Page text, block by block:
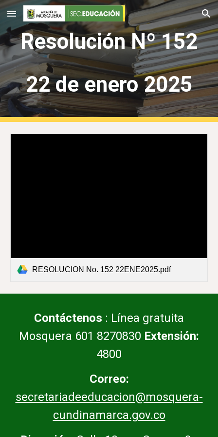
Skip to main content Skip to navigation
Resolución Nº 152
22 de enero 2025
RESOLUCION No. 152 22ENE2025.pdf
Contáctenos : Línea gratuita
Mosquera 601 8270830 Extensión:
4800
Correo:
secretariadeeducacion@mosquera-
cundinamarca.gov.co